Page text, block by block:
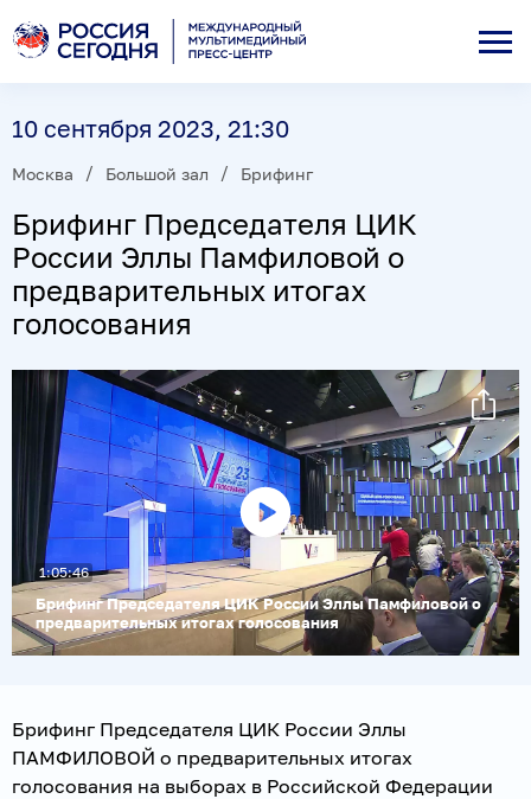
10 сентября 2023, 21:30
Москва Большой зал Брифинг
Брифинг Председателя ЦИК
России Эллы Памфиловой о
предварительных итогах
голосования
Воспроизвести
видео
Брифинг Председателя ЦИК России Эллы Памфиловой о
предварительных итогах голосования
1:05:46
Брифинг Председателя ЦИК России Эллы
ПАМФИЛОВОЙ о предварительных итогах
голосования на выборах в Российской Федерации